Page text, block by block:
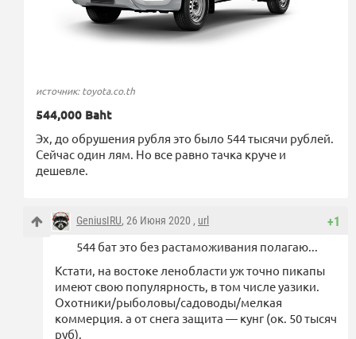
источник: toyota.co.th
544,000 Baht
Эх, до обрушения рубля это было 544 тысячи рублей.
Сейчас один лям. Но все равно тачка круче и
дешевле.
+1
GeniusIRU, 26 Июня 2020 , url
544 бат это без растаможивания полагаю...
Кстати, на востоке ленобласти уж точно пикапы
имеют свою популярность, в том числе уазики.
Охотники/рыболовы/садоводы/мелкая
коммерция. а от снега защита — кунг (ок. 50 тысяч
руб).